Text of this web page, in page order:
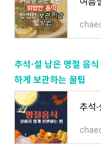
추석·설 남은 명절 음
하게 보관하는 꿀팁